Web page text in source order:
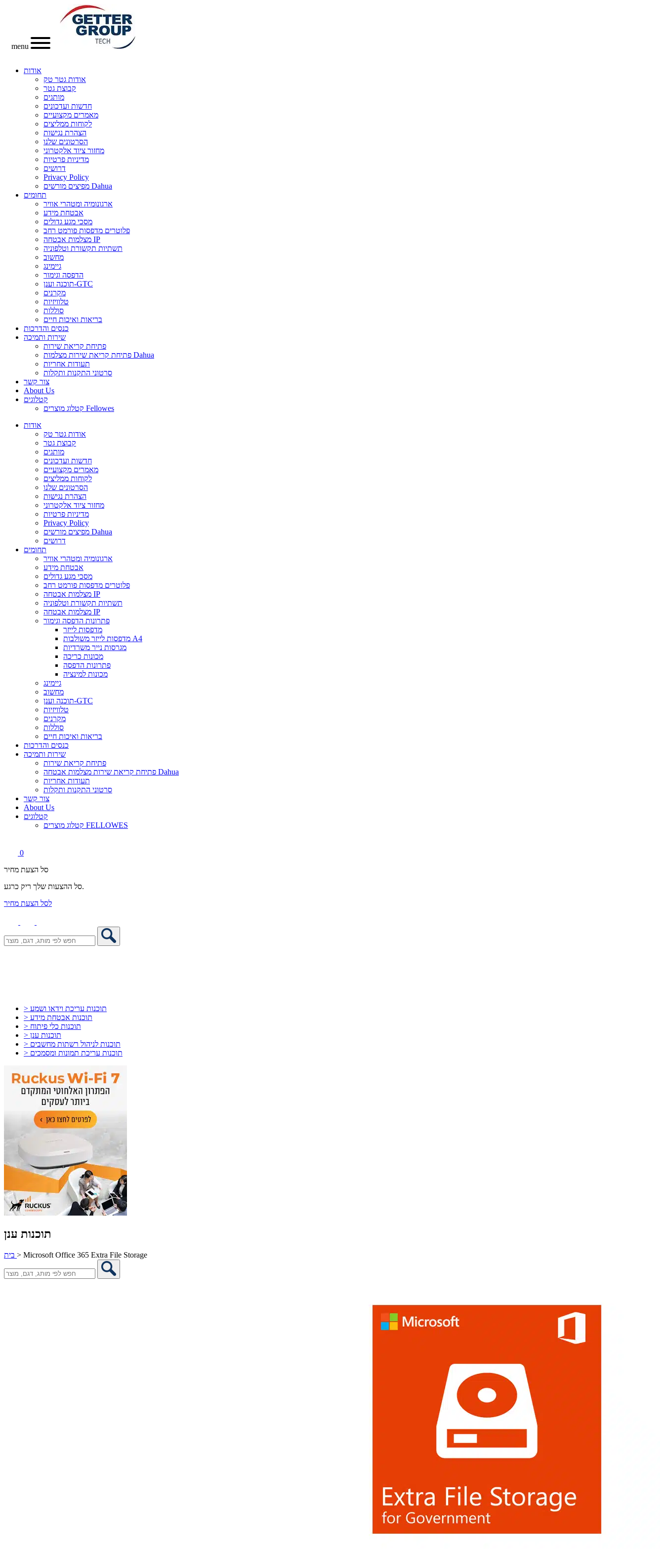
menu
אודות
אודות גטר טק
קבוצת גטר
מותגים
חדשות ועדכונים
מאמרים מקצועיים
לקוחות ממליצים
הצהרת נגישות
הסרטונים שלנו
מחזור ציוד אלקטרוני
מדיניות פרטיות
דרושים
Privacy Policy
מפיצים מורשים Dahua
תחומים
ארגונומיה ומטהרי אוויר
אבטחת מידע
מסכי מגע גדולים
פלוטרים מדפסות פורמט רחב
מצלמות אבטחה IP
תשתיות תקשורת וטלפוניה
מחשוב
גיימינג
הדפסה וגימור
תוכנה וענן-GTC
מקרנים
טלוויזיות
סוללות
בריאות ואיכות חיים
כנסים והדרכות
שירות ותמיכה
פתיחת קריאת שירות
פתיחת קריאת שירות מצלמות Dahua
תעודות אחריות
סרטוני התקנות ותקלות
צור קשר
About Us
קטלוגים
קטלוג מוצרים Fellowes
אודות
אודות גטר טק
קבוצת גטר
מותגים
חדשות ועדכונים
מאמרים מקצועיים
לקוחות ממליצים
הסרטונים שלנו
הצהרת נגישות
מחזור ציוד אלקטרוני
מדיניות פרטיות
Privacy Policy
מפיצים מורשים Dahua
דרושים
תחומים
ארגונומיה ומטהרי אוויר
אבטחת מידע
מסכי מגע גדולים
פלוטרים מדפסות פורמט רחב
מצלמות אבטחה IP
תשתיות תקשורת וטלפוניה
מצלמות אבטחה IP
פתרונות הדפסה וגימור
מדפסות לייזר
מדפסות לייזר משולבות A4
מגרסות נייר משרדיות
מכונות כריכה
פתרונות הדפסה
מכונות למינציה
גיימינג
מחשוב
תוכנה וענן-GTC
טלוויזיות
מקרנים
סוללות
בריאות ואיכות חיים
כנסים והדרכות
שירות ותמיכה
פתיחת קריאת שירות
פתיחת קריאת שירות מצלמות אבטחה Dahua
תעודות אחריות
סרטוני התקנות ותקלות
צור קשר
About Us
קטלוגים
קטלוג מוצרים FELLOWES
0
סל הצעת מחיר
סל ההצעות שלך ריק כרגע.
לסל הצעת מחיר
> תוכנות עריכת וידאו ושמע
> תוכנות אבטחת מידע
> תוכנות כלי פיתוח
> תוכנות ענן
> תוכנות לניהול רשתות מחשבים
> תוכנות עריכת תמונות ומסמכים
תוכנות ענן
> Microsoft Office 365 Extra File Storage